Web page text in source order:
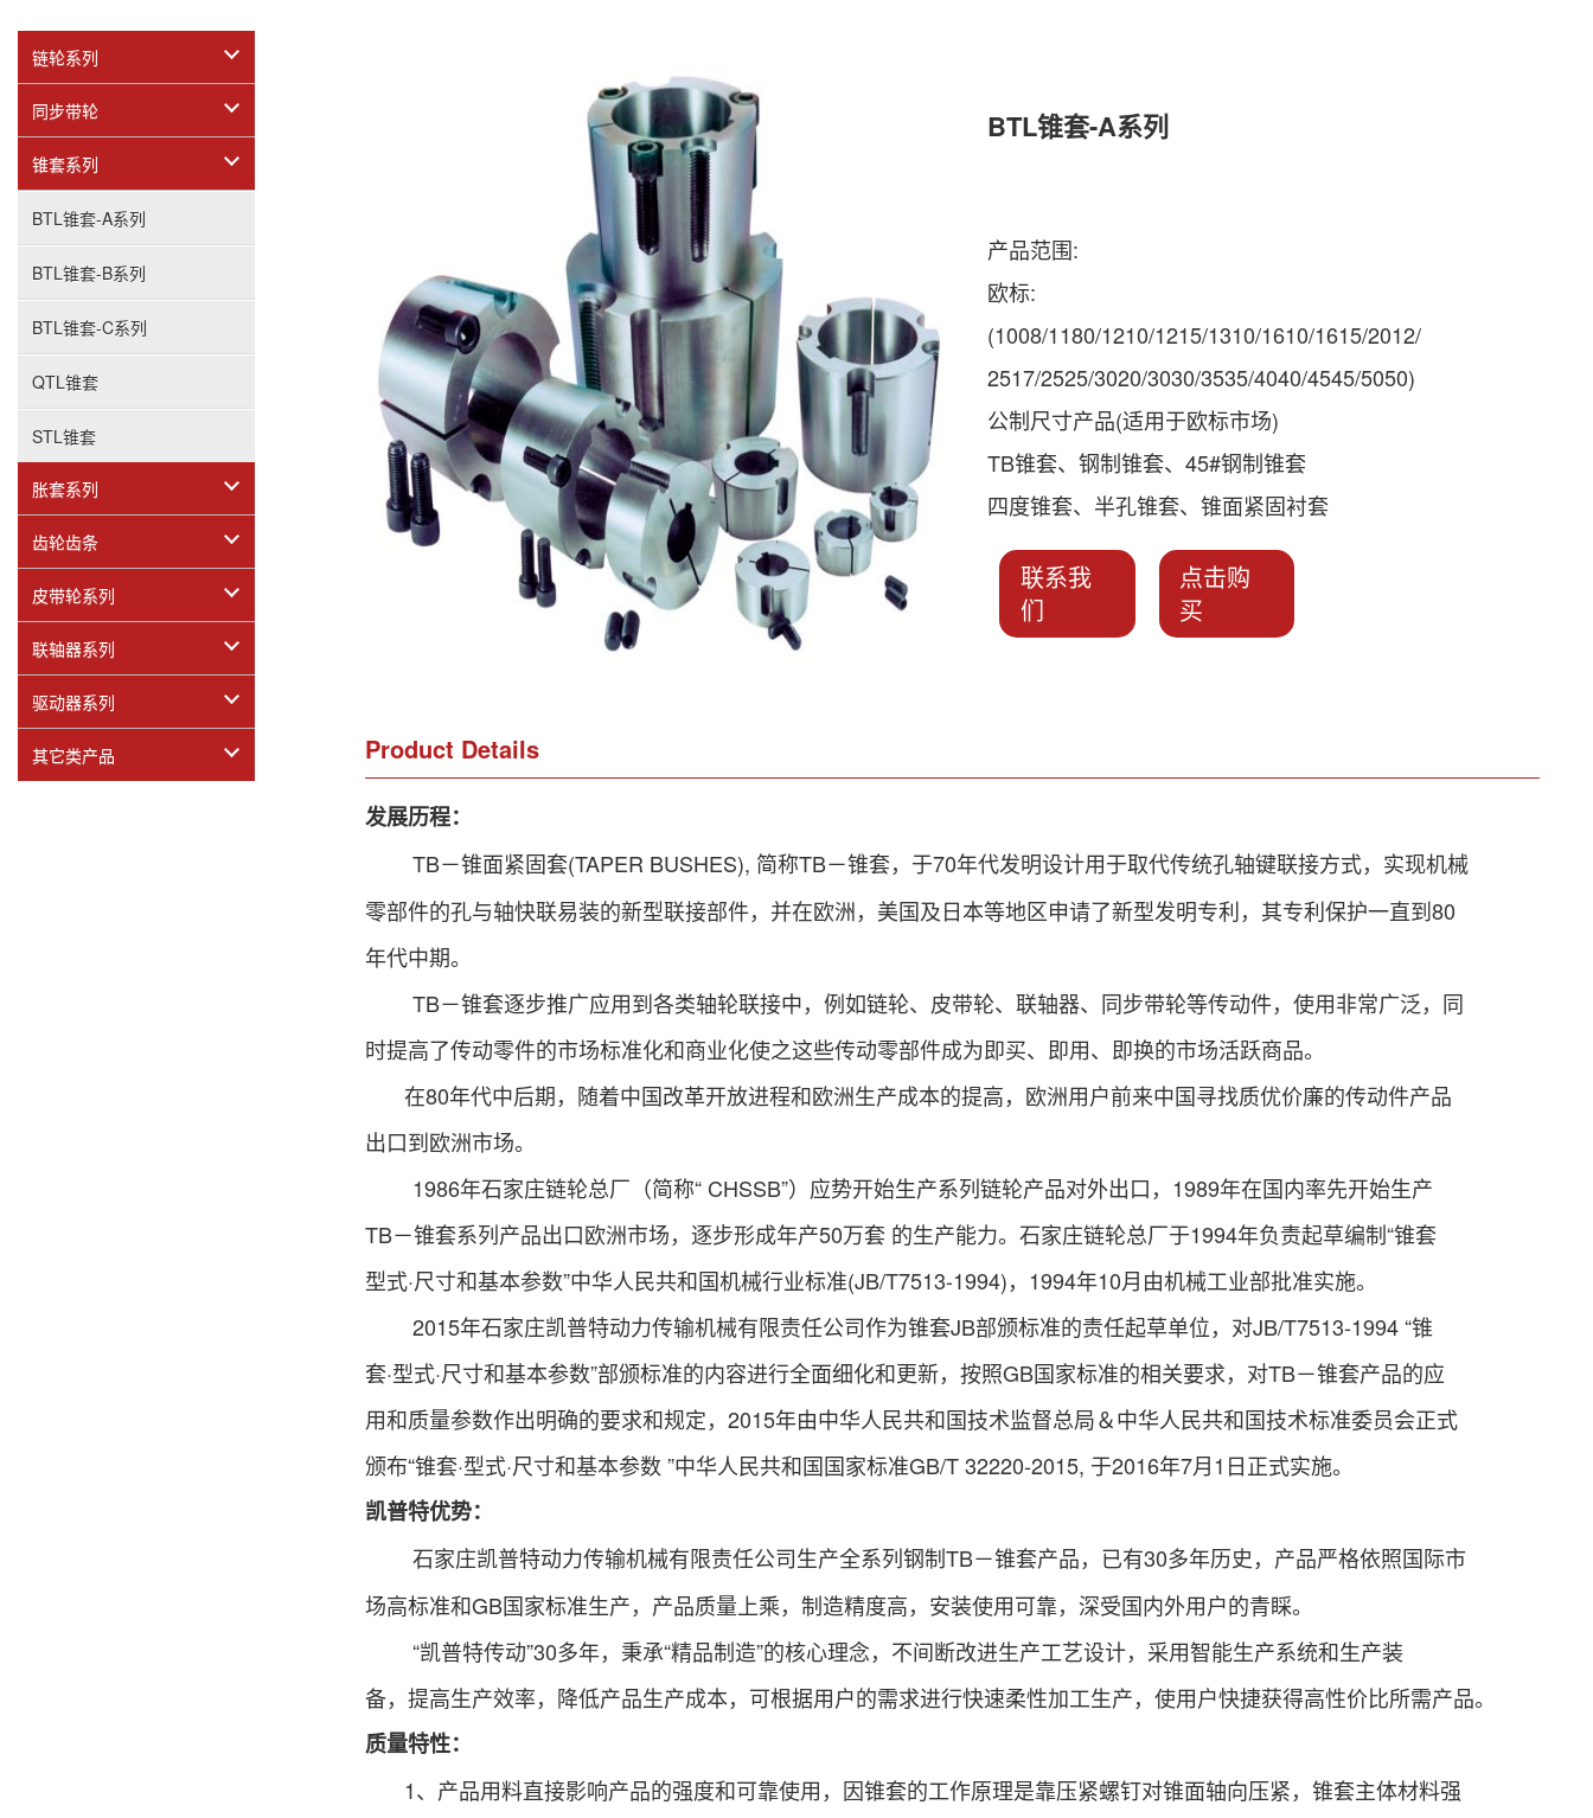
链轮系列
同步带轮
锥套系列
BTL锥套-A系列
BTL锥套-B系列
BTL锥套-C系列
QTL锥套
STL锥套
胀套系列
齿轮齿条
皮带轮系列
联轴器系列
驱动器系列
其它类产品
BTL锥套-A系列
产品范围:
欧标:
(1008/1180/1210/1215/1310/1610/1615/2012/
2517/2525/3020/3030/3535/4040/4545/5050)
公制尺寸产品(适用于欧标市场)
TB锥套、钢制锥套、45#钢制锥套
四度锥套、半孔锥套、锥面紧固衬套
联系我
们
点击购
买
Product Details
发展历程：
TB－锥面紧固套(TAPER BUSHES), 简称TB－锥套，于70年代发明设计用于取代传统孔轴键联接方式，实现机械
零部件的孔与轴快联易装的新型联接部件，并在欧洲，美国及日本等地区申请了新型发明专利，其专利保护一直到80
年代中期。
TB－锥套逐步推广应用到各类轴轮联接中，例如链轮、皮带轮、联轴器、同步带轮等传动件，使用非常广泛， 同
时提高了传动零件的市场标准化和商业化使之这些传动零部件成为即买、即用、即换的市场活跃商品。
在80年代中后期，随着中国改革开放进程和欧洲生产成本的提高，欧洲用户前来中国寻找质优价廉的传动件产品
出口到欧洲市场。
1986年石家庄链轮总厂（简称“ CHSSB”）应势开始生产系列链轮产品对外出口，1989年在国内率先开始生产
TB－锥套系列产品出口欧洲市场，逐步形成年产50万套 的生产能力。石家庄链轮总厂于1994年负责起草编制“锥套
型式·尺寸和基本参数”中华人民共和国机械行业标准(JB/T7513-1994)，1994年10月由机械工业部批准实施。
2015年石家庄凯普特动力传输机械有限责任公司作为锥套JB部颁标准的责任起草单位，对JB/T7513-1994“锥
套·型式·尺寸和基本参数”部颁标准的内容进行全面细化和更新，按照GB国家标准的相关要求，对TB－锥套产品的应
用和质量参数作出明确的要求和规定，2015年由中华人民共和国技术监督总局＆中华人民共和国技术标准委员会正式
颁布“锥套·型式·尺寸和基本参数 ”中华人民共和国国家标准GB/T 32220-2015, 于2016年7月1日正式实施。
凯普特优势：
石家庄凯普特动力传输机械有限责任公司生产全系列钢制TB－锥套产品，已有30多年历史，产品严格依照国际市
场高标准和GB国家标准生产，产品质量上乘，制造精度高，安装使用可靠，深受国内外用户的青睬。
“凯普特传动”30多年，秉承“精品制造”的核心理念，不间断改进生产工艺设计，采用智能生产系统和生产装
备，提高生产效率，降低产品生产成本，可根据用户的需求进行快速柔性加工生产，使用户快捷获得高性价比所需产品。
质量特性：
1、产品用料直接影响产品的强度和可靠使用，因锥套的工作原理是靠压紧螺钉对锥面轴向压紧，锥套主体材料强